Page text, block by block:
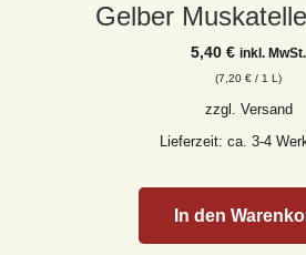
Gelber
5,40 € inkl. MwSt.
(7,20 € / 1 L)
zzgl. Versand
Lieferzeit: ca. 3-4
In den